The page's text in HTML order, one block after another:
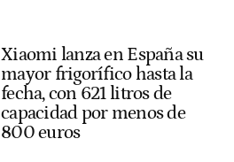
Xiaomi lanza en España su
mayor frigorífico hasta la
fecha, con 621 litros de
capacidad por menos de
800 euros